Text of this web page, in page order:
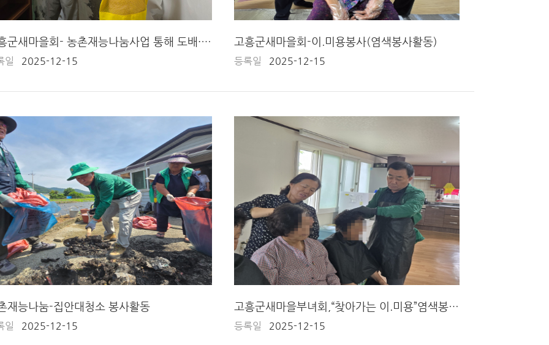
고흥군새마을회- 농촌재능나눔사업 통해 도배·장판 교체 봉사 펼쳐
일 2025-12-15
고흥군새마을회-이.미용봉사(염색봉사활동)
등록일 2025-12-15
재능나눔-집안대청소 봉사활동
일 2025-12-15
고흥군새마을부녀회,“찾아가는 이.미용”염색봉사로 이웃에 따뜻한 손길
등록일 2025-12-15